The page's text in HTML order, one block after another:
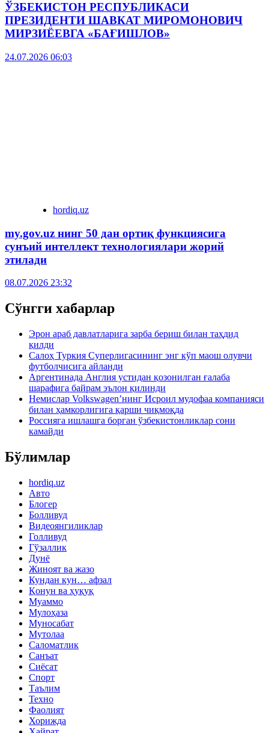
ЎЗБЕКИСТОН РЕСПУБЛИКАСИ
ПРЕЗИДЕНТИ ШАВКАТ МИРОМОНОВИЧ
МИРЗИЁЕВГА «БАҒИШЛОВ»
24.07.2026 06:03
hordiq.uz
my.gov.uz нинг 50 дан ортиқ функциясига
сунъий интеллект технологиялари жорий
этилади
08.07.2026 23:32
Сўнгги хабарлар
Эрон араб давлатларига зарба бериш билан таҳдид
қилди
Салоҳ Туркия Суперлигасининг энг кўп маош олувчи
футболчисига айланди
Аргентинада Англия устидан қозонилган ғалаба
шарафига байрам эълон қилинди
Немислар Volkswagen’нинг Исроил мудофаа компанияси
билан ҳамкорлигига қарши чиқмоқда
Россияга ишлашга борган ўзбекистонликлар сони
камайди
Бўлимлар
hordiq.uz
Авто
Блогер
Болливуд
Видеоянгиликлар
Голливуд
Гўзаллик
Дунё
Жиноят ва жазо
Кундан кун… афзал
Қонун ва ҳуқуқ
Муаммо
Мулоҳаза
Муносабат
Мутолаа
Саломатлик
Санъат
Сиёсат
Спорт
Таълим
Техно
Фаолият
Хорижда